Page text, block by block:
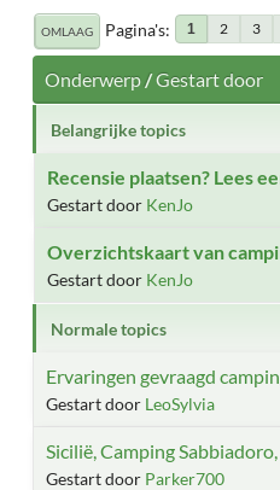
OMLAAG Pagina's 1 2 3
Onderwerp/Gestart door
Belangrijke topics
Recensie plaatsen? Lees
Gestart door KenJo
Overzichtskaart van
Gestart door KenJo
Normale topics
Ervaringen gevraagd
Gestart door LeoSylvia
Sicilië, Camping Sabbiadoro,
Gestart door Parker700